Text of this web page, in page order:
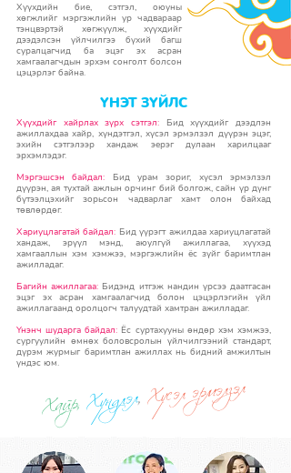
Хүүхдийн бие, сэтгэл, оюуны
хөгжлийг мэргэжлийн ур чадвараар
тэнцвэртэй хөгжүүлж, хүүхдийг
дээдэлсэн үйлчилгээ бүхий багш
суралцагчид ба эцэг эх асран
хамгаалагчдын эрхэм сонголт болсон
цэцэрлэг байна.
ҮНЭТ ЗҮЙЛС
Хүүхдийг хайрлах зүрх сэтгэл: Бид хүүхдийг дээдлэн
ажиллахдаа хайр, хүндэтгэл, хүсэл эрмэлзэл дүүрэн эцэг,
эхийн сэтгэлээр хандаж эерэг дулаан харилцааг
эрхэмлэдэг.
Мэргэшсэн байдал: Бид урам зориг, хүсэл эрмэлзэл
дүүрэн, ая тухтай ажлын орчинг бий болгож, сайн үр дүнг
бүтээлцэхийг зорьсон чадварлаг хамт олон байхад
төвлөрдөг.
Хариуцлагатай байдал: Бид үүрэгт ажилдаа хариуцлагатай
хандаж, эрүүл мэнд, аюулгүй ажиллагаа, хүүхэд
хамгааллын хэм хэмжээ, мэргэжлийн ёс зүйг баримтлан
ажилладаг.
Багийн ажиллагаа: Бидэнд итгэж нандин үрсээ даатгасан
эцэг эх асран хамгаалагчид болон цэцэрлэгийн үйл
ажиллагаанд оролцогч талуудтай хамтран ажилладаг.
Үнэнч шударга байдал: Ёс суртахууны өндөр хэм хэмжээ,
сургуулийн өмнөх боловсролын үйлчилгээний стандарт,
дүрэм журмыг баримтлан ажиллах нь бидний амжилтын
үндэс юм.
Хайр,Хүндлэл,Хүсэл эрмэлзэл